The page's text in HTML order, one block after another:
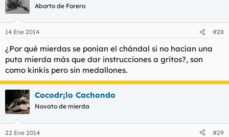
Aborto de Forero
14 Ene 2014 #28
¿Por qué mierdas se ponían el chándal si no hacían una
puta mierda más que dar instrucciones a gritos?, son
como kinkis pero sin medallones.
Cocodr¡lo Cachondo
Novato de mierda
22 Ene 2014 #29